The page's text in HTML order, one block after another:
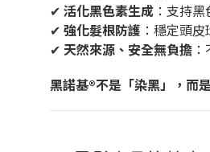
✔ 活化黑色素生成 ：支持
✔ 強化髮根防護 ：穩定頭
✔ 天然來源、安全無負擔
黑諾基®不是「染黑」，而